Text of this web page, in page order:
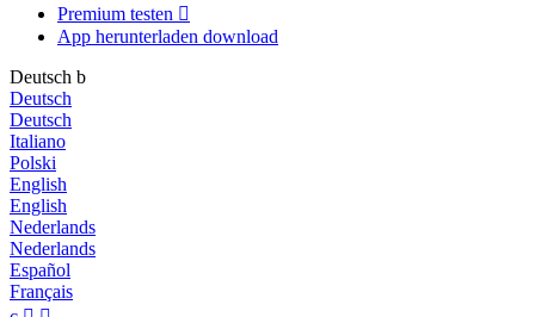
Premium testen 
App herunterladen download
Deutsch b
Deutsch
Deutsch
Italiano
Polski
English
English
Nederlands
Nederlands
Español
Français